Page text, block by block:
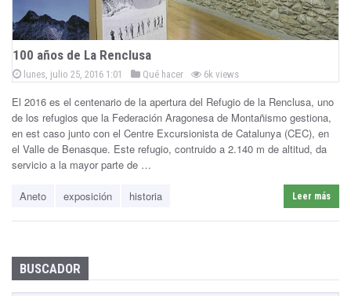
ñ
a
B
e
n
a
s
q
u
e
100 años de La Renclusa
P
o
t
e
d
o
n
lunes, julio 25, 2016 1:01
P
s
t
e
d
i
Qué hacer 6k views
El 2016 es el centenario de la apertura del Refugio de la Renclusa, uno
de los refugios que la Federación Aragonesa de Montañismo gestiona,
en est caso junto con el Centre Excursionista de Catalunya (CEC), en
el Valle de Benasque. Este refugio, contruido a 2.140 m de altitud, da
servicio a la mayor parte de …
Aneto exposición historia Leer más
BUSCADOR